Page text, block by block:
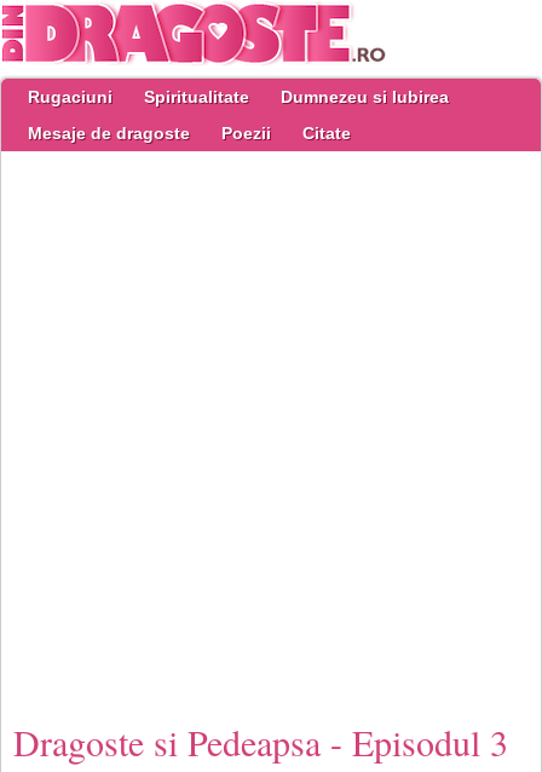
Rugaciuni Spiritualitate
Dumnezeu si Iubirea
Mesaje de dragoste
Poezii Citate
Dragoste si Pedeapsa - Episodul 3